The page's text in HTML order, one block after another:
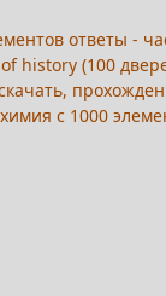
ответы -
history (100
с 1000